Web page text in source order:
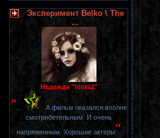
Эксперимент Belko \ The
...
Надежда "litota2"
"
А фильм оказался вполне
смотрибетельным. И очень
напряженным. Хорошие актеры"